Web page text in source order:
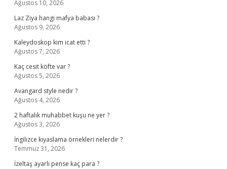
Ağustos 10, 2026
Laz Ziya hangi mafya babası ?
Ağustos 9, 2026
Kaleydoskop kim icat etti ?
Ağustos 7, 2026
Kaç cesit köfte var ?
Ağustos 5, 2026
Avangard style nedir ?
Ağustos 4, 2026
2 haftalık muhabbet kuşu ne yer ?
Ağustos 3, 2026
İngilizce kıyaslama örnekleri nelerdir ?
Temmuz 31, 2026
İzeltaş ayarlı pense kaç para ?